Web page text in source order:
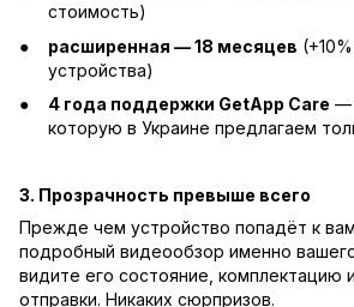
стоимость)
расширенная — 18 месяцев
устройства)
4 года поддержки GetApp Care —
которую в Украине предлагаем
3. Прозрачность превыше всего
Прежде чем устройство попадёт к
подробный видеообзор именно
видите его состояние,
отправки. Никаких сюрпризов.